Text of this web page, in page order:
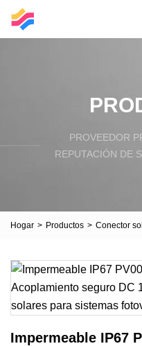
PROVEEDOR
REPUTACIÓN DE
Hogar > Productos > Conector
Impermeable IP67